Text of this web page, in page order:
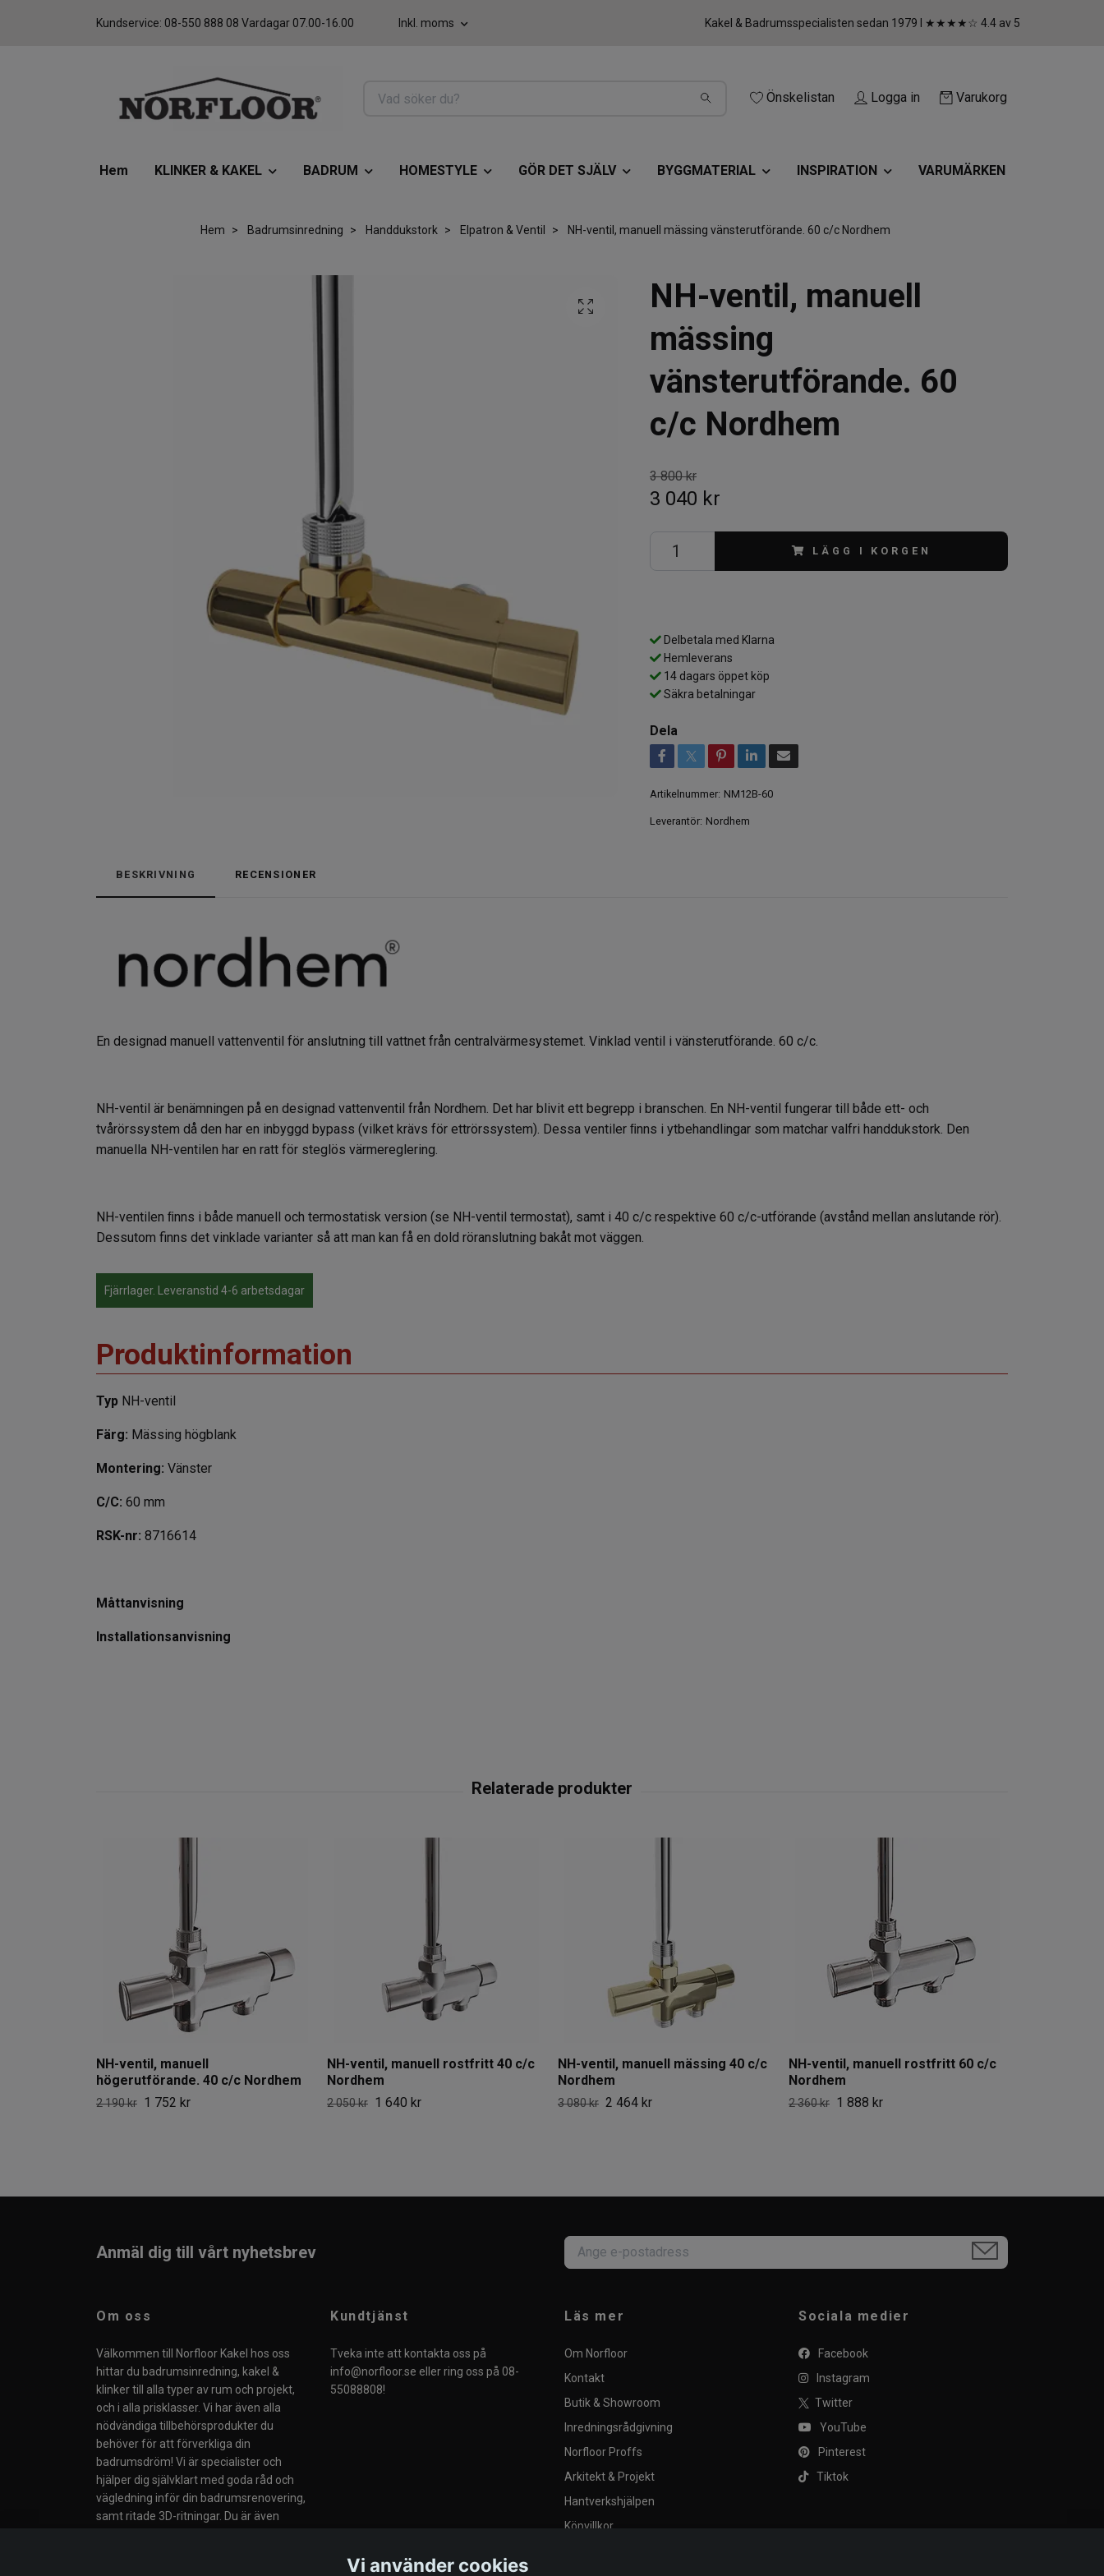
Kundservice: 08-550 888 08 Vardagar 07.00-16.00 Inkl. moms Kakel & Badrumsspecialisten sedan 1979 I ★★★★☆ 4.4 av 5
Önskelistan Logga in Varukorg
Hem KLINKER & KAKEL BADRUM HOMESTYLE GÖR DET SJÄLV BYGGMATERIAL INSPIRATION VARUMÄRKEN
Hem Badrumsinredning Handdukstork Elpatron & Ventil NH-ventil, manuell mässing vänsterutförande. 60 c/c Nordhem
NH-ventil, manuell
mässing
vänsterutförande. 60
c/c Nordhem
3 800 kr
3 040 kr
LÄGG I KORGEN
Delbetala med Klarna
Hemleverans
14 dagars öppet köp
Säkra betalningar
Dela
Artikelnummer: NM12B-60
Leverantör: Nordhem
BESKRIVNING RECENSIONER
En designad manuell vattenventil för anslutning till vattnet från centralvärmesystemet. Vinklad ventil i vänsterutförande. 60 c/c.
NH-ventil är benämningen på en designad vattenventil från Nordhem. Det har blivit ett begrepp i branschen. En NH-ventil fungerar till både ett- och
tvårörssystem då den har en inbyggd bypass (vilket krävs för ettrörssystem). Dessa ventiler ﬁnns i ytbehandlingar som matchar valfri handdukstork. Den
manuella NH-ventilen har en ratt för steglös värmereglering.
NH-ventilen ﬁnns i både manuell och termostatisk version (se NH-ventil termostat), samt i 40 c/c respektive 60 c/c-utförande (avstånd mellan anslutande rör).
Dessutom finns det vinklade varianter så att man kan få en dold röranslutning bakåt mot väggen.
Fjärrlager. Leveranstid 4-6 arbetsdagar
Produktinformation
Typ NH-ventil
Färg: Mässing högblank
Montering: Vänster
C/C: 60 mm
RSK-nr: 8716614
Måttanvisning
Installationsanvisning
NH-ventil, manuell
högerutförande. 40 c/c Nordhem
2 190 kr 1 752 kr
NH-ventil, manuell rostfritt 40 c/c
Nordhem
2 050 kr 1 640 kr
NH-ventil, manuell mässing 40 c/c
Nordhem
3 080 kr 2 464 kr
NH-ventil, manuell rostfritt 60 c/c
Nordhem
2 360 kr 1 888 kr
Anmäl dig till vårt nyhetsbrev
Om oss
Välkommen till Norfloor Kakel hos oss
hittar du badrumsinredning, kakel &
klinker till alla typer av rum och projekt,
och i alla prisklasser. Vi har även alla
nödvändiga tillbehörsprodukter du
behöver för att förverkliga din
badrumsdröm! Vi är specialister och
hjälper dig självklart med goda råd och
vägledning inför din badrumsrenovering,
samt ritade 3D-ritningar. Du är även
Kundtjänst
Tveka inte att kontakta oss på
info@norfloor.se eller ring oss på 08-
55088808!
Läs mer
Om Norfloor
Kontakt
Butik & Showroom
Inredningsrådgivning
Norfloor Proffs
Arkitekt & Projekt
Hantverkshjälpen
Köpvillkor
Sociala medier
Facebook
Instagram
Twitter
YouTube
Pinterest
Tiktok
Vi använder cookies